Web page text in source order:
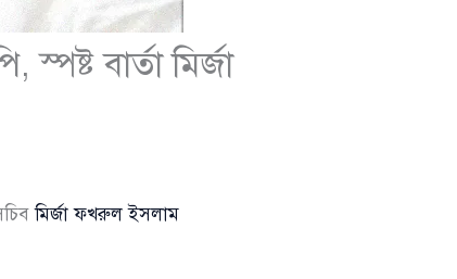
বার্তা মির্জা
মির্জা ফখরুল ইসলাম